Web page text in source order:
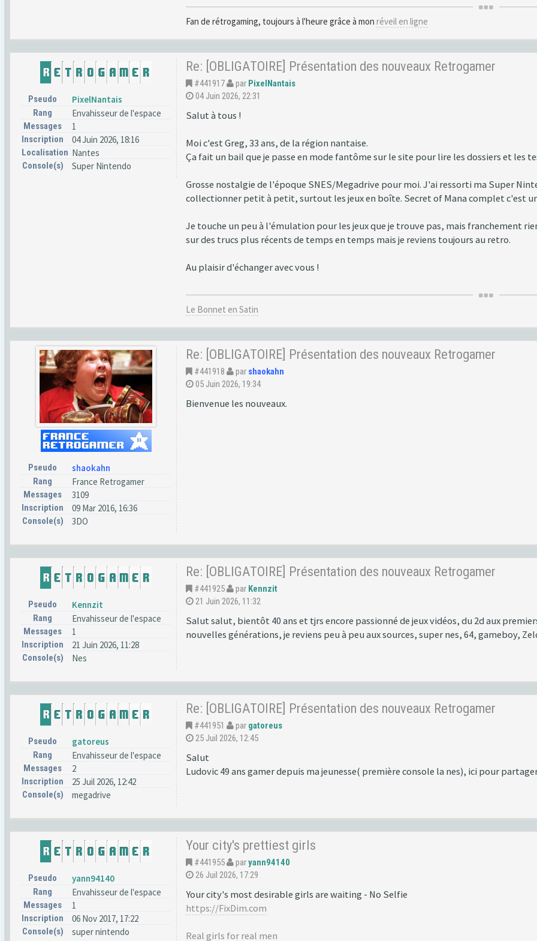
Fan de rétrogaming, toujours à l'heure grâce à monréveil en ligne
Pseudo PixelNantais
Rang Envahisseur de l'espace
Messages 1
Inscription 04 Juin 2026, 18:16
Localisation Nantes
Console(s) Super Nintendo
Re: [OBLIGATOIRE] Présentation des nouveaux Retrogamer
#441917 par PixelNantais
04 Juin 2026, 22:31
Salut à tous !
Moi c'est Greg, 33 ans, de la région nantaise.
Ça fait un bail que je passe en mode fantôme sur le site pour lire les dossiers et les
Grosse nostalgie de l'époque SNES/Megadrive pour moi. J'ai ressorti ma Super
collectionner petit à petit, surtout les jeux en boîte. Secret of Mana complet c'est
Je touche un peu à l'émulation pour les jeux que je trouve pas, mais franchement
sur des trucs plus récents de temps en temps mais je reviens toujours au retro.
Au plaisir d'échanger avec vous !
Le Bonnet en Satin
Pseudo shaokahn
Rang France Retrogamer
Messages 3109
Inscription 09 Mar 2016, 16:36
Console(s) 3DO
Re: [OBLIGATOIRE] Présentation des nouveaux Retrogamer
#441918 par shaokahn
05 Juin 2026, 19:34
Bienvenue les nouveaux.
Pseudo Kennzit
Rang Envahisseur de l'espace
Messages 1
Inscription 21 Juin 2026, 11:28
Console(s) Nes
Re: [OBLIGATOIRE] Présentation des nouveaux Retrogamer
#441925 par Kennzit
21 Juin 2026, 11:32
Salut salut, bientôt 40 ans et tjrs encore passionné de jeux vidéos, du 2d aux
nouvelles générations, je reviens peu à peu aux sources, super nes, 64, gameboy,
Pseudo gatoreus
Rang Envahisseur de l'espace
Messages 2
Inscription 25 Juil 2026, 12:42
Console(s) megadrive
Re: [OBLIGATOIRE] Présentation des nouveaux Retrogamer
#441951 par gatoreus
25 Juil 2026, 12:45
Salut
Ludovic 49 ans gamer depuis ma jeunesse( première console la nes), ici pour
Pseudo yann94140
Rang Envahisseur de l'espace
Messages 1
Inscription 06 Nov 2017, 17:22
Console(s) super nintendo
Your city's prettiest girls
#441955 paryann94140
26 Juil 2026, 17:29
Your city's most desirable girls are waiting - No Selfie
https://FixDim.com
Real girls for real men